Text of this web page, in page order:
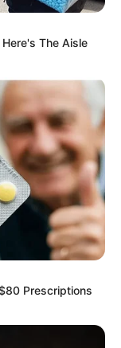
por falsificar
triênios,
licenças-prêmio
The Aisle
Prescriptions